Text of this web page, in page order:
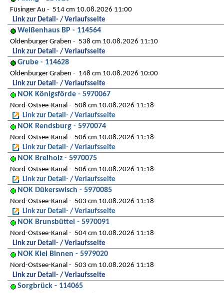
Füsinger Au
514 cm 10.08.2026 11:00
Link zur Detail- / Verlaufsseite
Weißenhaus BP - 114564
Oldenburger Graben
538 cm 10.08.2026 11:10
Link zur Detail- / Verlaufsseite
Grube - 114628
Oldenburger Graben
148 cm 10.08.2026 10:00
Link zur Detail- / Verlaufsseite
NOK Königsförde - 5970067
Nord-Ostsee-Kanal
508 cm 10.08.2026 11:18
Link zur Detail- / Verlaufsseite
NOK Rendsburg - 5970074
Nord-Ostsee-Kanal
506 cm 10.08.2026 11:18
Link zur Detail- / Verlaufsseite
NOK Breiholz - 5970075
Nord-Ostsee-Kanal
506 cm 10.08.2026 11:18
Link zur Detail- / Verlaufsseite
NOK Dükerswisch - 5970085
Nord-Ostsee-Kanal
503 cm 10.08.2026 11:18
Link zur Detail- / Verlaufsseite
NOK Brunsbüttel - 5970091
Nord-Ostsee-Kanal
504 cm 10.08.2026 11:18
Link zur Detail- / Verlaufsseite
NOK Kiel Binnen - 5979020
Nord-Ostsee-Kanal
503 cm 10.08.2026 11:18
Link zur Detail- / Verlaufsseite
Sorgbrück - 114065